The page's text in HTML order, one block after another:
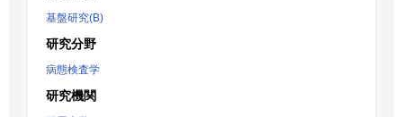
基盤研究(B)
研究分野
病態検査学
研究機関